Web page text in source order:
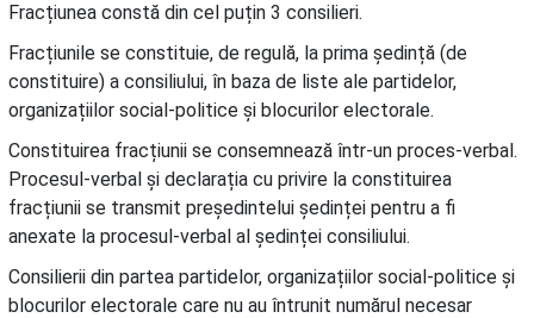
Fracțiunea constă din cel puțin 3 consilieri.
Fracțiunile se constituie, de regulă, la prima ședință (de
constituire) a consiliului, în baza de liste ale partidelor,
organizațiilor social-politice și blocurilor electorale.
Constituirea fracțiunii se consemnează într-un proces-verbal.
Procesul-verbal și declarația cu privire la constituirea
fracțiunii se transmit președintelui ședinței pentru a fi
anexate la procesul-verbal al ședinței consiliului.
Consilierii din partea partidelor, organizațiilor social-politice și
blocurilor electorale care nu au întrunit numărul necesar